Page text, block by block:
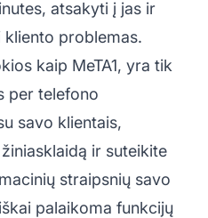
atsakyti į jas ir
problemas.
kaip MeTA1, yra tik
per telefono
savo klientais,
ir suteikite
straipsnių savo
palaikoma funkcijų